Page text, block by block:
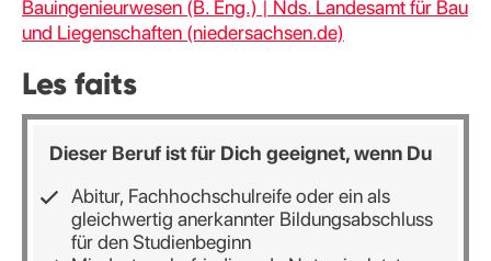
Bauingenieurwesen (B. Eng.) | Nds. Landesamt für Bau
und Liegenschaften (niedersachsen.de)
Les faits
Dieser Beruf ist für Dich geeignet, wenn Du
Abitur, Fachhochschulreife oder ein als
gleichwertig anerkannter Bildungsabschluss
für den Studienbeginn